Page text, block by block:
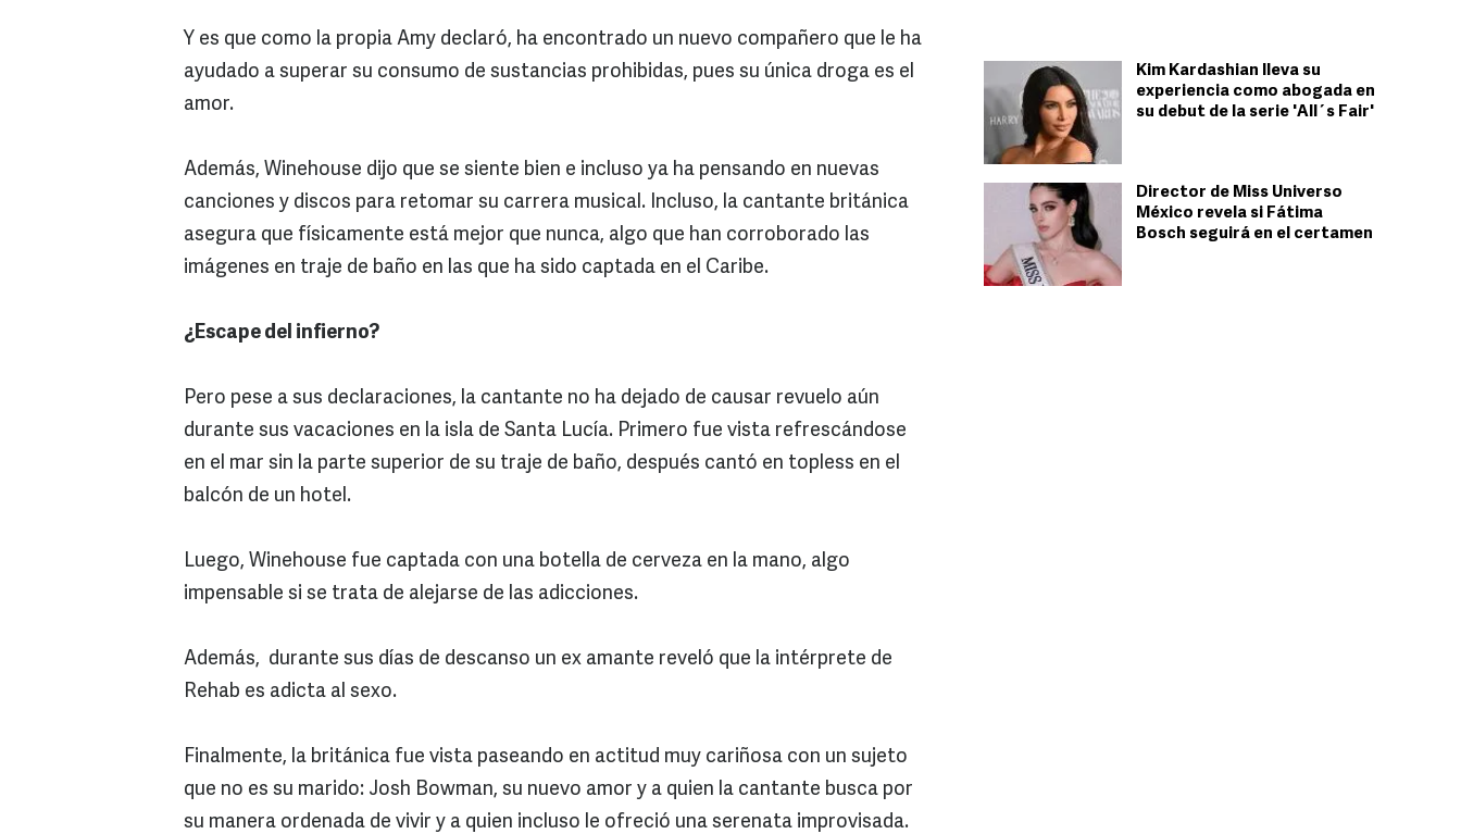
Kim Kardashian lleva su
experiencia como abogada en
su debut de la serie 'All´s Fair'
Director de Miss Universo
México revela si Fátima
Bosch seguirá en el certamen
Y es que como la propia Amy declaró, ha encontrado un nuevo compañero que le ha
ayudado a superar su consumo de sustancias prohibidas, pues su única droga es el
amor.
Además, Winehouse dijo que se siente bien e incluso ya ha pensando en nuevas
canciones y discos para retomar su carrera musical. Incluso, la cantante británica
asegura que físicamente está mejor que nunca, algo que han corroborado las
imágenes en traje de baño en las que ha sido captada en el Caribe.
¿Escape del infierno?
Pero pese a sus declaraciones, la cantante no ha dejado de causar revuelo aún
durante sus vacaciones en la isla de Santa Lucía. Primero fue vista refrescándose
en el mar sin la parte superior de su traje de baño, después cantó en topless en el
balcón de un hotel.
Luego, Winehouse fue captada con una botella de cerveza en la mano, algo
impensable si se trata de alejarse de las adicciones.
Además, durante sus días de descanso un ex amante reveló que la intérprete de
Rehab es adicta al sexo.
Finalmente, la británica fue vista paseando en actitud muy cariñosa con un sujeto
que no es su marido: Josh Bowman, su nuevo amor y a quien la cantante busca por
su manera ordenada de vivir y a quien incluso le ofreció una serenata improvisada.